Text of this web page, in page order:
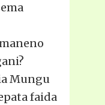
Mungu
faida